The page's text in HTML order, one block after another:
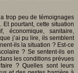
a trop peu de témoignages
pourtant, cette situation
économique, sanitaire,
j’ai pu lire, ils semblent
ils la situation ? Est-ce
? Se sentent-ils en
les conditions prévues
? Quelles sont leurs